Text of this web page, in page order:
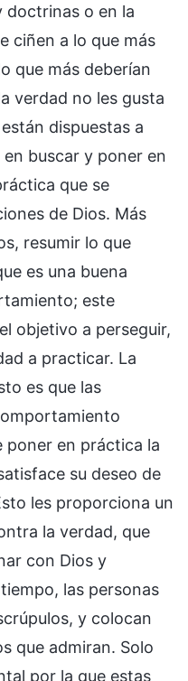
doctrinas o en la
ciñen a lo que más
que más deberían
verdad no les gusta
dispuestas a
buscar y poner en
que se
de Dios. Más
resumir lo que
es una buena
este
objetivo a perseguir,
a practicar. La
es que las
poner en práctica la
su deseo de
les proporciona un
la verdad, que
con Dios y
las personas
y colocan
que admiran. Solo
por la que estas